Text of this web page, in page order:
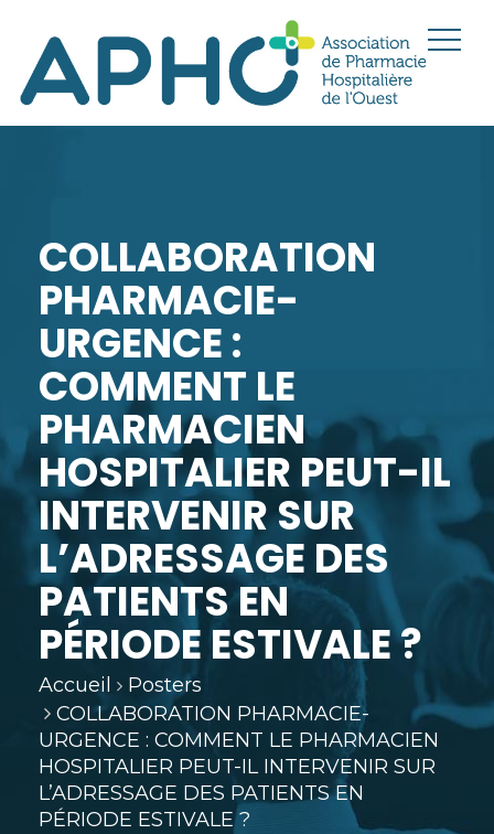
COLLABORATION
PHARMACIE-
URGENCE :
COMMENT LE
PHARMACIEN
HOSPITALIER PEUT-IL
INTERVENIR SUR
L’ADRESSAGE DES
PATIENTS EN
PÉRIODE ESTIVALE ?
Accueil
Posters
COLLABORATION PHARMACIE-
URGENCE : COMMENT LE PHARMACIEN
HOSPITALIER PEUT-IL INTERVENIR SUR
L’ADRESSAGE DES PATIENTS EN
PÉRIODE ESTIVALE ?